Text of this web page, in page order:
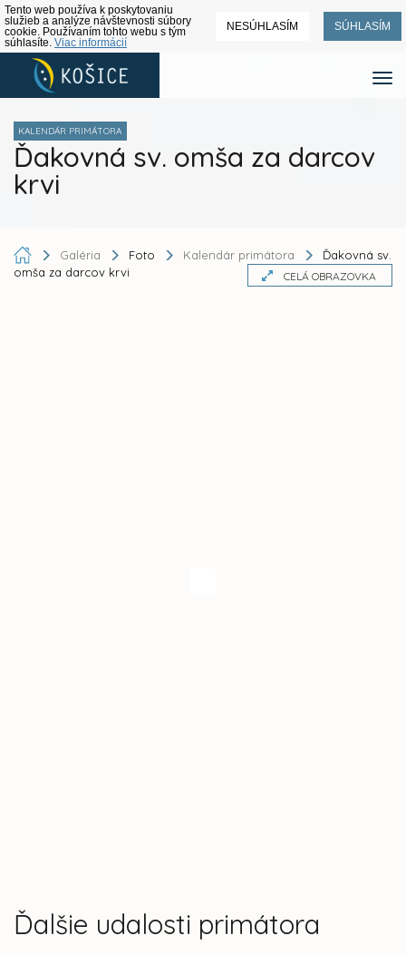
Tento web používa k poskytovaniu
služieb a analýze návštevnosti súbory
cookie. Používaním tohto webu s tým
súhlasíte. Viac informácií
NESÚHLASÍM SÚHLASÍM
KALENDÁR PRIMÁTORA
Ďakovná sv. omša za darcov
krvi
Galéria Foto Kalendár primátora
Ďakovná sv.
omša za darcov krvi
CELÁ OBRAZOVKA
Ďalšie udalosti primátora